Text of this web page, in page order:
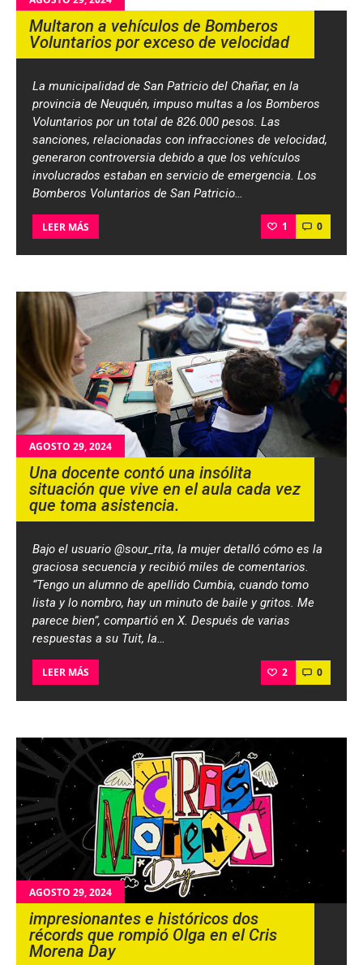
Multaron a vehículos de Bomberos
Voluntarios por exceso de velocidad
La municipalidad de San Patricio del Chañar, en la
provincia de Neuquén, impuso multas a los Bomberos
Voluntarios por un total de 826.000 pesos. Las
sanciones, relacionadas con infracciones de velocidad,
generaron controversia debido a que los vehículos
involucrados estaban en servicio de emergencia. Los
Bomberos Voluntarios de San Patricio…
LEER MÁS 1 0
AGOSTO 29, 2024
Una docente contó una insólita
situación que vive en el aula cada vez
que toma asistencia.
Bajo el usuario @sour_rita, la mujer detalló cómo es la
graciosa secuencia y recibió miles de comentarios.
“Tengo un alumno de apellido Cumbia, cuando tomo
lista y lo nombro, hay un minuto de baile y gritos. Me
parece bien”, compartió en X. Después de varias
respuestas a su Tuit, la…
LEER MÁS 2 0
AGOSTO 29, 2024
impresionantes e históricos dos
récords que rompió Olga en el Cris
Morena Day